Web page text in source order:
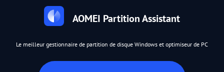
AOMEI Partition Assistant
Le meilleur gestionnaire de partition de disque Windows et optimiseur de PC